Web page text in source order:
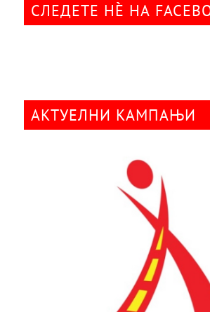
СЛЕДЕТЕ НÈ НА
АКТУЕЛНИ КАМПАЊИ